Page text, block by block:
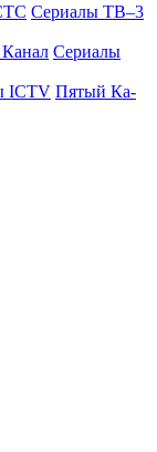
Се­риа­лы ТВ–3
Се­риа­лы
ICTV Пя­тый Ка­